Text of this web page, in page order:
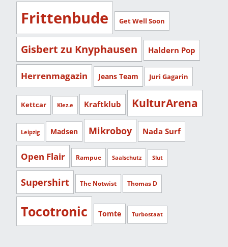
Frittenbude Get Well Soon
Gisbert zu Knyphausen Haldern Pop
Herrenmagazin Jeans Team Juri Gagarin
Kettcar Klez.e Kraftklub KulturArena
Leipzig Madsen Mikroboy Nada Surf
Open Flair Rampue Saalschutz Slut
Supershirt The Notwist Thomas D
Tocotronic Tomte Turbostaat